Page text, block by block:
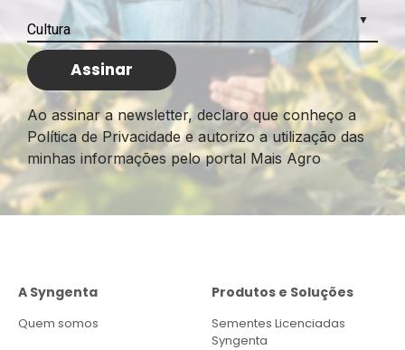
Ao assinar a newsletter, declaro que conheço a
Política de Privacidade e autorizo a utilização das
minhas informações pelo portal Mais Agro
A Syngenta
Quem somos
Produtos e Soluções
Sementes Licenciadas
Syngenta